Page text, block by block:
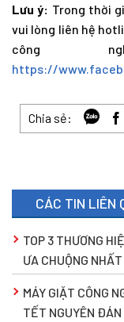
Lưu ý: Trong thời
vui lòng liên hệ
công
https://
Chia sẻ:
CÁC TIN LIÊN
TOP 3 THƯƠNG
ƯA CHUỘNG NHẤT
MÁY GIẶT CÔNG
TẾT NGUYÊN